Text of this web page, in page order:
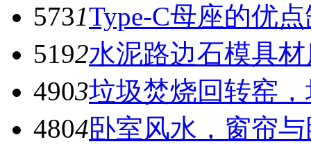
5731Type-C母座的优
5192水泥路边石模具
4903垃圾焚烧回转窑
4804卧室风水，窗帘